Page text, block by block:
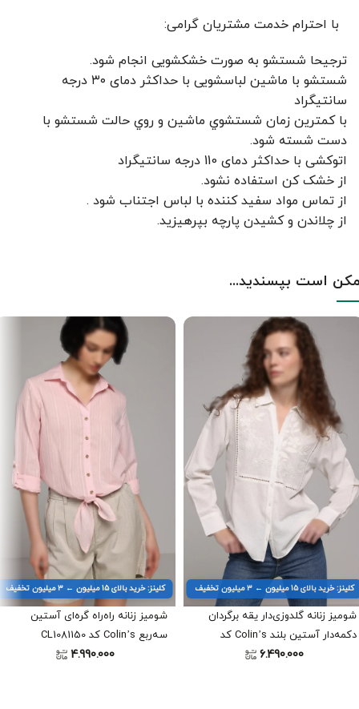
با احترام خدمت مشتریان گرامی:
ترجیحا شستشو به صورت خشکشویی انجام شود.
شستشو با ماشین لباسشویی با حداکثر دمای ۳۰ درجه
سانتیگراد
با کمترين زمان شستشوي ماشين و روي حالت شستشو با
دست شسته شود.
اتوکشی با حداکثر دمای 110 درجه سانتیگراد
از خشک کن استفاده نشود.
از تماس مواد سفید کننده با لباس اجتناب شود .
از چلاندن و کشيدن پارچه بپرهيزيد.
است بپسندید...
کلینز: خرید بالای ۱۵ میلیون ← ۳ میلیون تخفیف
شومیز زنانه گلدوزی‌دار یقه برگردان
دکمه‌دار آستین بلند Colin’s کد
6.490.000
کلینز: خرید بالای ۱۵ میلیون ← ۳ میلیون تخفیف
شومیز زنانه راه‌راه گره‌ای آستین
سه‌ربع Colin’s کد CL1081150
4.990.000